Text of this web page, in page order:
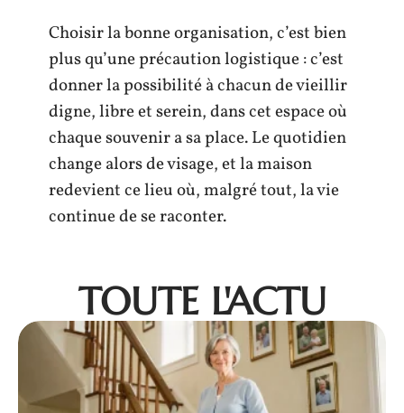
Choisir la bonne organisation, c’est bien
plus qu’une précaution logistique : c’est
donner la possibilité à chacun de vieillir
digne, libre et serein, dans cet espace où
chaque souvenir a sa place. Le quotidien
change alors de visage, et la maison
redevient ce lieu où, malgré tout, la vie
continue de se raconter.
TOUTE L'ACTU